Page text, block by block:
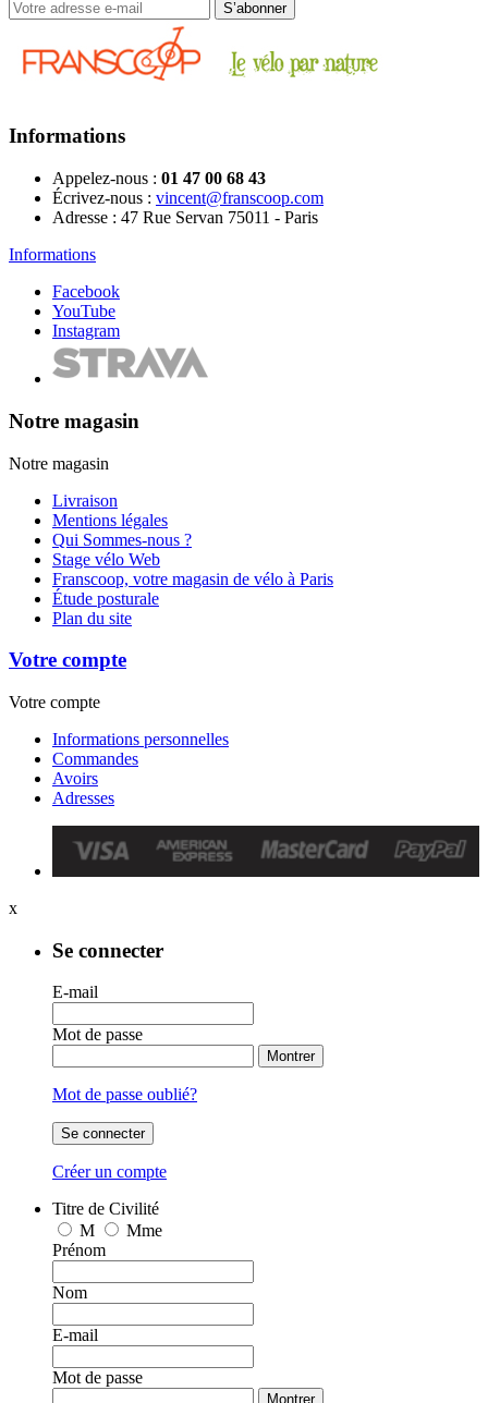
Informations
Appelez-nous : 01 47 00 68 43
Écrivez-nous : vincent@franscoop.com
Adresse : 47 Rue Servan 75011 - Paris
Informations
Facebook
YouTube
Instagram
Notre magasin
Notre magasin
Livraison
Mentions légales
Qui Sommes-nous ?
Stage vélo Web
Franscoop, votre magasin de vélo à Paris
Étude posturale
Plan du site
Votre compte
Votre compte
Informations personnelles
Commandes
Avoirs
Adresses
x
Se connecter
E-mail
Mot de passe
Montrer
Mot de passe oublié?
Se connecter
Créer un compte
Titre de Civilité
M
Mme
Prénom
Nom
E-mail
Mot de passe
Montrer